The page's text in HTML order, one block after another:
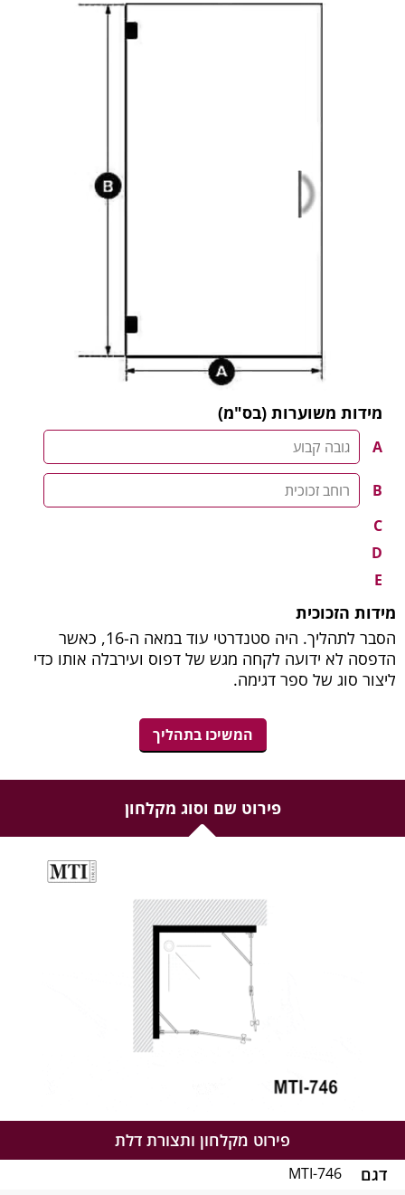
משוערות (בס"מ)
הזכוכית
הסבר לתהליך. היה סטנדרטי עוד במאה ה-16, כאשר
לא ידועה לקחה מגש של דפוס ועירבלה אותו כדי
סוג של ספר דגימה.
המשיכו בתהליך
פירוט שם וסוג מקלחון
פירוט מקלחון ותצורת דלת